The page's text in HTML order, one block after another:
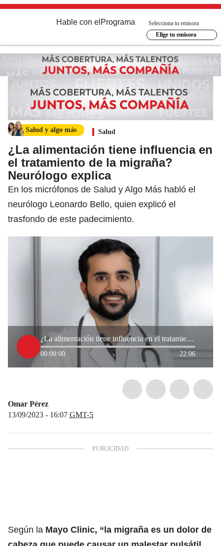
Hable con el Programa
Selecciona tu emisora
Elige tu emisora
Salud y algo más Salud
¿La alimentación tiene influencia en
el tratamiento de la migraña?
Neurólogo explica
En los micrófonos de Salud y Algo Más habló el
neurólogo Leonardo Bello, quien explicó el
trasfondo de este padecimiento.
¿La alimentación tiene influencia en el tratamiento de la migraña? Neurólogo explica
00:00:00 22:06
Omar Pérez
13/09/2023 - 16:07 GMT-5
Según la Mayo Clinic, “la migraña es un dolor de